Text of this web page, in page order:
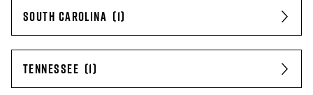
SOUTH CAROLINA
TENNESSEE